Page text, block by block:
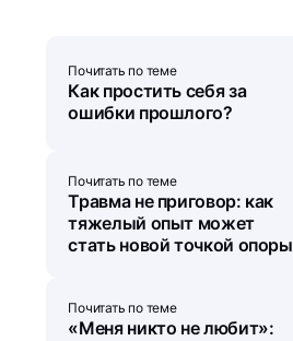
Почитать по теме
Как простить себя за
ошибки прошлого?
Почитать по теме
Травма не приговор: как
тяжелый опыт может
стать новой точкой опоры
Почитать по теме
«Меня никто не любит»: